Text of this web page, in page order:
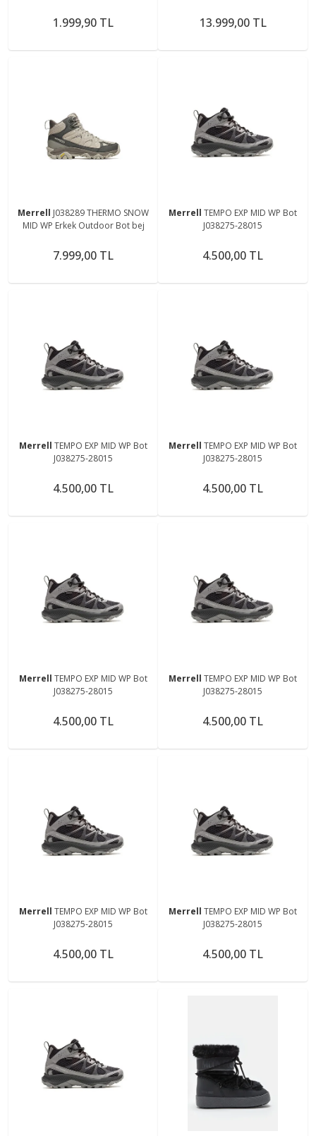
1.999,90 TL 13.999,00 TL
Merrell J038289 THERMO SNOW
MID WP Erkek Outdoor Bot bej
7.999,00 TL
Merrell TEMPO EXP MID WP Bot
J038275-28015
4.500,00 TL
Merrell TEMPO EXP MID WP Bot
J038275-28015
4.500,00 TL
Merrell TEMPO EXP MID WP Bot
J038275-28015
4.500,00 TL
Merrell TEMPO EXP MID WP Bot
J038275-28015
4.500,00 TL
Merrell TEMPO EXP MID WP Bot
J038275-28015
4.500,00 TL
Merrell TEMPO EXP MID WP Bot
J038275-28015
4.500,00 TL
Merrell TEMPO EXP MID WP Bot
J038275-28015
4.500,00 TL